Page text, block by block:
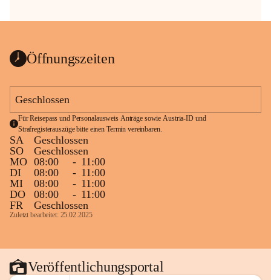
Öffnungszeiten
Geschlossen
Für Reisepass und Personalausweis Anträge sowie Austria-ID und
Strafregisterauszüge bitte einen Termin vereinbaren.
SA
Geschlossen
SO
Geschlossen
MO 08:00 - 11:00
DI
08:00 - 11:00
MI
08:00 - 11:00
DO
08:00 - 11:00
FR
Geschlossen
Zuletzt bearbeitet: 25.02.2025
Veröffentlichungsportal